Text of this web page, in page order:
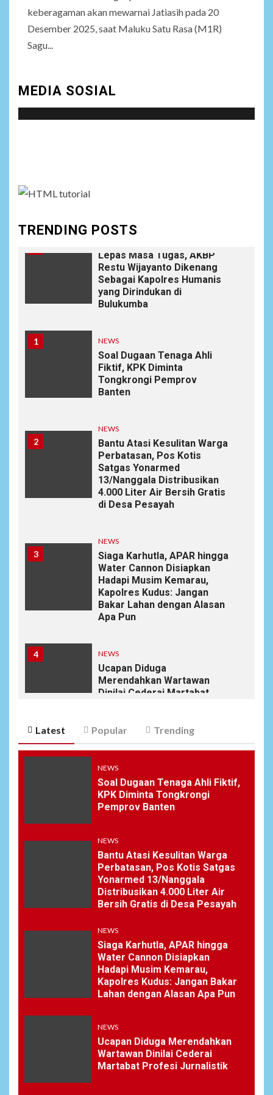
keberagaman akan mewarnai Jatiasih pada 20
Desember 2025, saat Maluku Satu Rasa (M1R)
Sagu...
MEDIA SOSIAL
TRENDING POSTS
8
NEWS
Satreskrim Polres Batu Bara
Lepas Masa Tugas, AKBP
Restu Wijayanto Dikenang
Sebagai Kapolres Humanis
yang Dirindukan di
Bulukumba
1 NEWS
Soal Dugaan Tenaga Ahli
Fiktif, KPK Diminta
Tongkrongi Pemprov
Banten
2
NEWS
Bantu Atasi Kesulitan Warga
Perbatasan, Pos Kotis
Satgas Yonarmed
13/Nanggala Distribusikan
4.000 Liter Air Bersih Gratis
di Desa Pesayah
3
NEWS
Siaga Karhutla, APAR hingga
Water Cannon Disiapkan
Hadapi Musim Kemarau,
Kapolres Kudus: Jangan
Bakar Lahan dengan Alasan
Apa Pun
4 NEWS
Ucapan Diduga
Merendahkan Wartawan
Dinilai Cederai Martabat
5 DAERAH SPORT
Nawala Cup 2026, RT 09 Raih
Gelar Juara di Puri Nawala
Permai RW 010
Pemprov Banten Diduga
Kelola Tenaga Ahli Fiktif,
Andra Soni Diminta
Ngomong
7
Wasekbid PB HMI:
Keberhasilan Koperasi
Merah Putih Jadi Kunci
Tegaknya Pasal 33 UUD
1945 dan Program Strategis
Prabowo
NEWS
Istri AKP Padlun Alfitri Minta
Perlindungan Hukum,
Ungkap Dugaan Pemerasan
Latest Popular Trending
NEWS
Soal Dugaan Tenaga Ahli Fiktif,
KPK Diminta Tongkrongi
Pemprov Banten
NEWS
Bantu Atasi Kesulitan Warga
Perbatasan, Pos Kotis Satgas
Yonarmed 13/Nanggala
Distribusikan 4.000 Liter Air
Bersih Gratis di Desa Pesayah
NEWS
Siaga Karhutla, APAR hingga
Water Cannon Disiapkan
Hadapi Musim Kemarau,
Kapolres Kudus: Jangan Bakar
Lahan dengan Alasan Apa Pun
NEWS
Ucapan Diduga Merendahkan
Wartawan Dinilai Cederai
Martabat Profesi Jurnalistik